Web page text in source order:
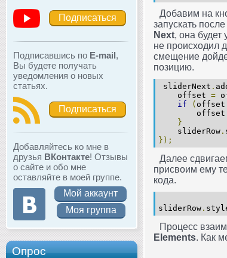
Подписаться
Подписавшись по E-mail,
Вы будете получать
уведомления о новых
статьях.
Подписаться
Добавляйтесь ко мне в
друзья ВКонтакте! Отзывы
о сайте и обо мне
оставляйте в моей группе.
Мой аккаунт
Моя группа
Опрос
Добавим на
запускать
Next, она будет
не происходил
смещение
позицию.
sliderNext .
offset =
if
( offset
offset
}
sliderRow .
});
Далее
присвоим ему
кода.
sliderRow .
Процесс
Elements. Как